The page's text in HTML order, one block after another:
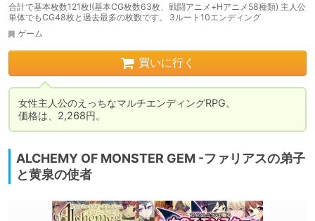
合計で基本枚数121枚!(基本CG枚数63枚、戦闘アニメ+Hアニメ58種類) 主人公
単体でもCG48枚と過去最多の枚数です。 3ルート10エンディング
ゲーム
買いに行く
女性主人公のえっちなマルチエンディングRPG。
価格は、2,268円。
ALCHEMY OF MONSTER GEM -ファリアスの弟子
と黄泉の使者